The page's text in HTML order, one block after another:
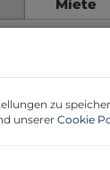
Miete
zu
unserer Cookie